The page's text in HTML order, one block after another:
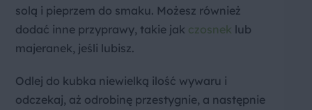
solą i pieprzem do smaku. Możesz również
dodać inne przyprawy, takie jak czosnek lub
majeranek, jeśli lubisz.
Odlej do kubka niewielką ilość wywaru i
odczekaj, aż odrobinę przestygnie, a następnie